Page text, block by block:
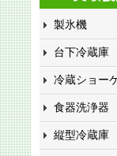
製氷機
台下冷蔵庫
冷蔵ショー
食器洗浄器
縦型冷蔵庫